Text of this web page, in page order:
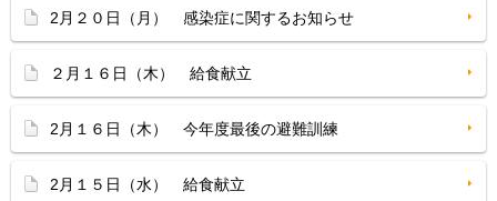
2月２０日（月） 感染症に関するお知らせ
２月１６日（木） 給食献立
2月１６日（木） 今年度最後の避難訓練
2月１５日（水） 給食献立